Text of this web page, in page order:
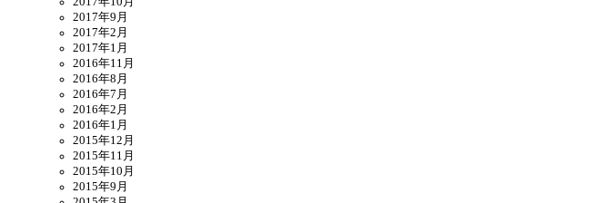
2017年9月
2017年2月
2017年1月
2016年11月
2016年8月
2016年7月
2016年2月
2016年1月
2015年12月
2015年11月
2015年10月
2015年9月